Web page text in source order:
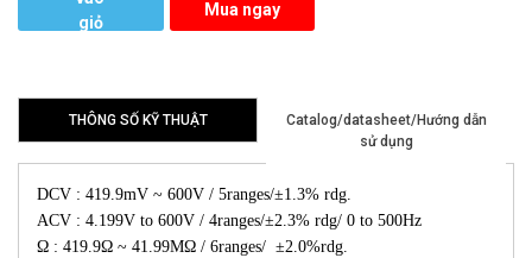
giỏ
Mua ngay
THÔNG SỐ KỸ THUẬT
Catalog/datasheet/Hướng dẫn
sử dụng
DCV : 419.9mV ~ 600V / 5ranges/±1.3% rdg.
ACV : 4.199V to 600V / 4ranges/±2.3% rdg/ 0 to 500Hz
Ω : 419.9Ω ~ 41.99MΩ / 6ranges/ ±2.0%rdg.